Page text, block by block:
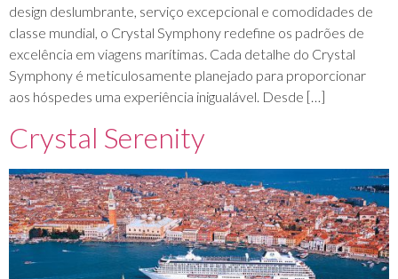
design deslumbrante, serviço excepcional e comodidades de
classe mundial, o Crystal Symphony redefine os padrões de
excelência em viagens marítimas. Cada detalhe do Crystal
Symphony é meticulosamente planejado para proporcionar
aos hóspedes uma experiência inigualável. Desde […]
Crystal Serenity